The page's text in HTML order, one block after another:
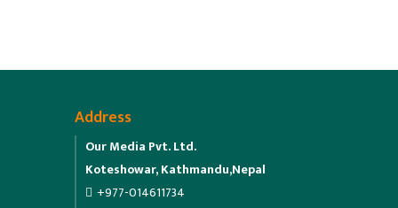
Address
Our Media Pvt. Ltd.
Koteshowar, Kathmandu,Nepal
+977-014611734